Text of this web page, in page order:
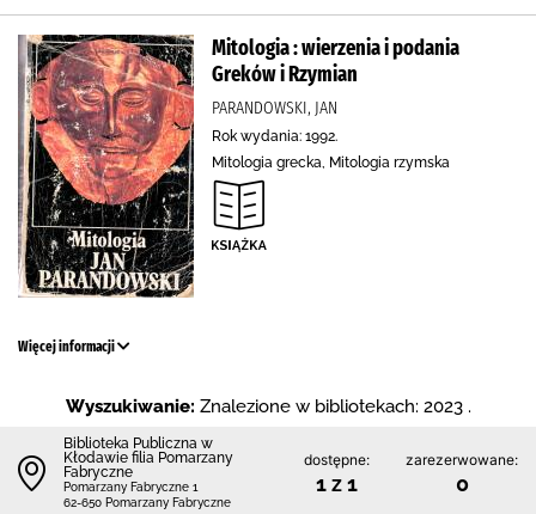
Mitologia : wierzenia i podania
Greków i Rzymian
PARANDOWSKI, JAN
Rok wydania: 1992.
Mitologia grecka, Mitologia rzymska
Więcej informacji
Wyszukiwanie: Znalezione w bibliotekach: 2023 .
Biblioteka Publiczna w
Kłodawie filia Pomarzany
Fabryczne
Pomarzany Fabryczne 1
62-650 Pomarzany Fabryczne
dostępne:
1 z 1
zarezerwowane:
0